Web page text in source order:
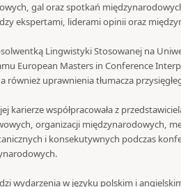
gal oraz spotkań
ekspertami, liderami opinii oraz
Lingwistyki Stosowanej na
European Masters in Conference
również uprawnienia tłumacza
karierze współpracowała z
organizacji międzynarodowych,
i konsekutywnych podczas
wydarzenia w języku polskim i